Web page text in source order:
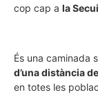
cop cap a la
És una caminada
d’una distància
en totes les